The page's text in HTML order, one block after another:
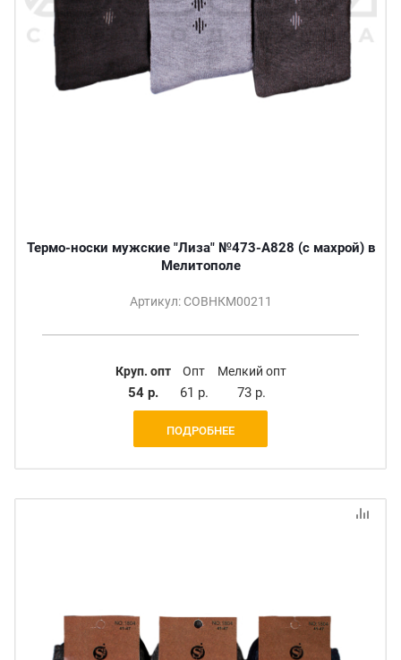
Термо-носки мужские "Лиза" №473-A828 (с махрой) в
Мелитополе
Артикул: СОВНКМ00211
Круп. опт
54 р.
Опт
61 р.
Мелкий опт
73 р.
ПОДРОБНЕЕ